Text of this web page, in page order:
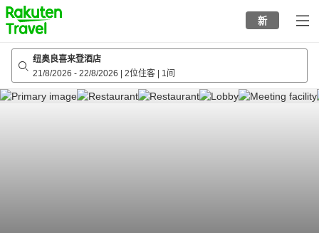
to
top
page
新
纽奥良喜来登酒店
21/8/2026 - 22/8/2026 2位住客 1间